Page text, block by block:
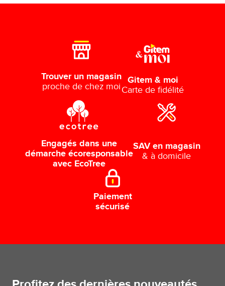
Trouver un magasin
proche de chez moi
Gitem & moi
Carte de fidélité
Engagés dans une
démarche écoresponsable
avec EcoTree
SAV en magasin
& à domicile
Paiement
sécurisé